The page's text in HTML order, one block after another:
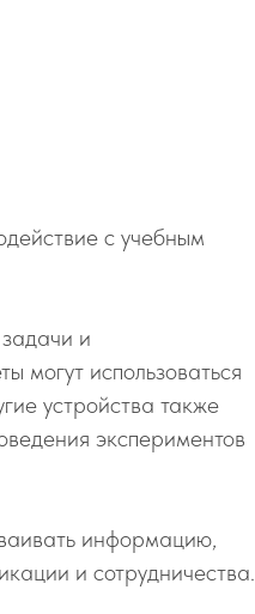
с учебным
и
могут использоваться
устройства также
экспериментов
информацию,
и сотрудничества.